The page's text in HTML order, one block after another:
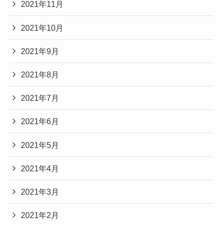
2021年11月
2021年10月
2021年9月
2021年8月
2021年7月
2021年6月
2021年5月
2021年4月
2021年3月
2021年2月